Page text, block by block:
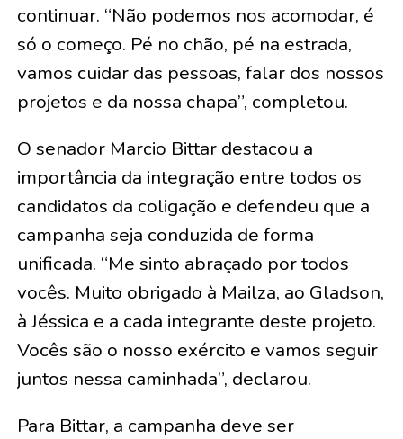
continuar. “Não podemos nos acomodar, é
só o começo. Pé no chão, pé na estrada,
vamos cuidar das pessoas, falar dos nossos
projetos e da nossa chapa”, completou.
O senador Marcio Bittar destacou a
importância da integração entre todos os
candidatos da coligação e defendeu que a
campanha seja conduzida de forma
unificada. “Me sinto abraçado por todos
vocês. Muito obrigado à Mailza, ao Gladson,
à Jéssica e a cada integrante deste projeto.
Vocês são o nosso exército e vamos seguir
juntos nessa caminhada”, declarou.
Para Bittar, a campanha deve ser